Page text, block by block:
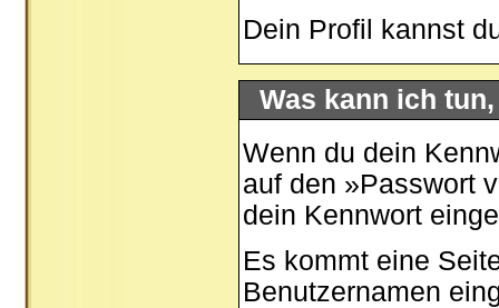
Dein Profil kannst
Was kann ich
Wenn du dein
auf den »Passwort
dein Kennwort
Es kommt eine
Benutzernamen